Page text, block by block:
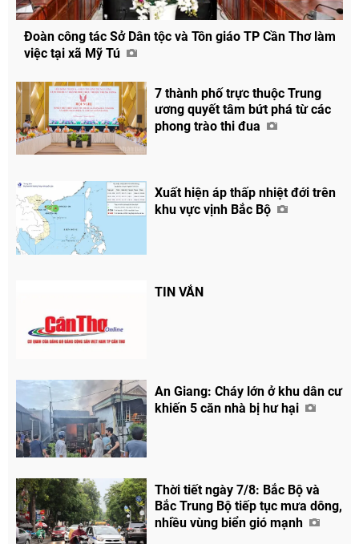
Chia sẻ
Facebook
Đoàn công tác Sở Dân tộc và Tôn giáo TP Cần Thơ làm
việc tại xã Mỹ Tú
7 thành phố trực thuộc Trung
ương quyết tâm bứt phá từ các
phong trào thi đua
Xuất hiện áp thấp nhiệt đới trên
khu vực vịnh Bắc Bộ
TIN VẮN
An Giang: Cháy lớn ở khu dân cư
khiến 5 căn nhà bị hư hại
Thời tiết ngày 7/8: Bắc Bộ và
Bắc Trung Bộ tiếp tục mưa dông,
nhiều vùng biển gió mạnh